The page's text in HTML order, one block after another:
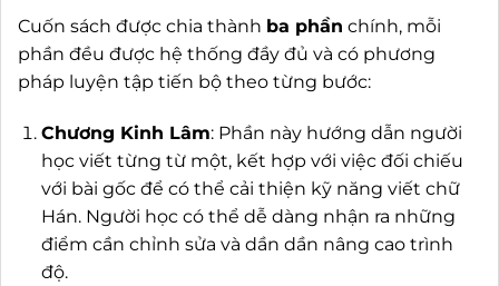
Cuốn sách được chia thành ba phần chính, mỗi
phần đều được hệ thống đầy đủ và có phương
pháp luyện tập tiến bộ theo từng bước:
Chương Kinh Lâm: Phần này hướng dẫn người
học viết từng từ một, kết hợp với việc đối chiếu
với bài gốc để có thể cải thiện kỹ năng viết chữ
Hán. Người học có thể dễ dàng nhận ra những
điểm cần chỉnh sửa và dần dần nâng cao trình
độ.